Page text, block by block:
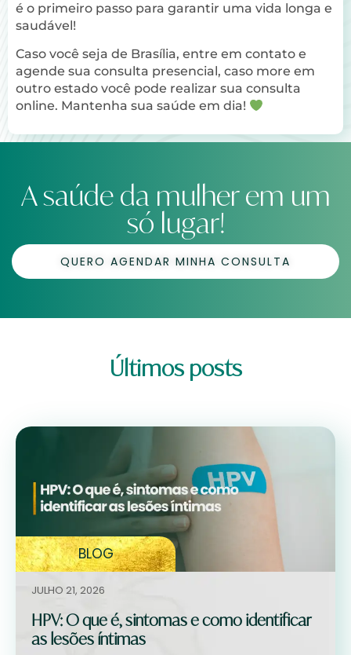
é o primeiro passo para garantir uma vida longa e
saudável!
Caso você seja de Brasília, entre em contato e
agende sua consulta presencial, caso more em
outro estado você pode realizar sua consulta
online. Mantenha sua saúde em dia!
A saúde da mulher em um
só lugar!
QUERO AGENDAR MINHA CONSULTA
Últimos posts
BLOG
JULHO 21, 2026
HPV: O que é, sintomas e como identificar
as lesões íntimas